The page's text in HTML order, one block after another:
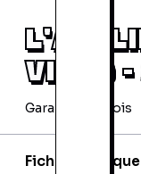
VIDÉO
Garantie 24 mois
Fiche technique